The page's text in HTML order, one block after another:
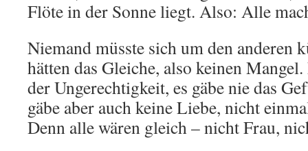
Flöte in der Sonne liegt. Also: Alle
Niemand müsste sich um den anderen
hätten das Gleiche, also keinen
der Ungerechtigkeit, es gäbe nie das
gäbe aber auch keine Liebe, nicht
Denn alle wären gleich – nicht Frau,